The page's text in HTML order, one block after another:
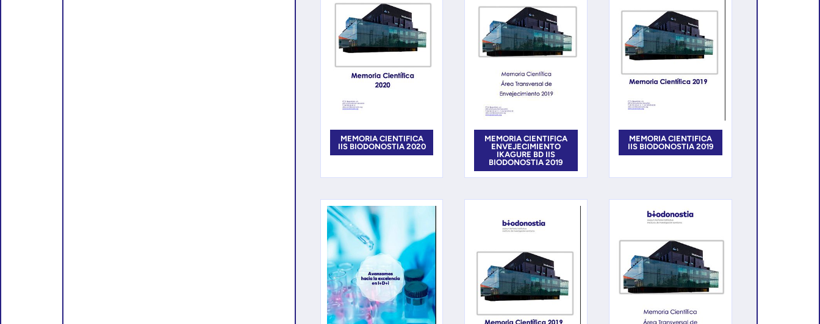
MEMORIA CIENTIFICA
IIS BIODONOSTIA 2020
MEMORIA CIENTIFICA
ENVEJECIMIENTO
IKAGURE BD IIS
BIODONOSTIA 2019
MEMORIA CIENTIFICA
IIS BIODONOSTIA 2019